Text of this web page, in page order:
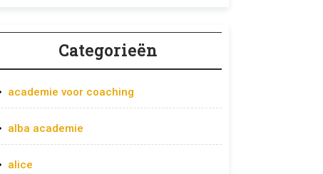
Categorieën
academie voor coaching
alba academie
alice